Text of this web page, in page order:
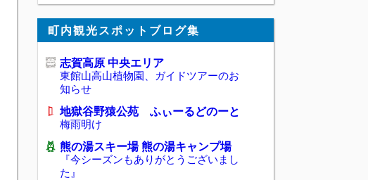
町内観光スポットブログ集
志賀高原 中央エリア
東館山高山植物園、ガイドツアーのお
知らせ
地獄谷野猿公苑 ふぃーるどのーと
梅雨明け
熊の湯スキー場 熊の湯キャンプ場
『今シーズンもありがとうございまし
た』